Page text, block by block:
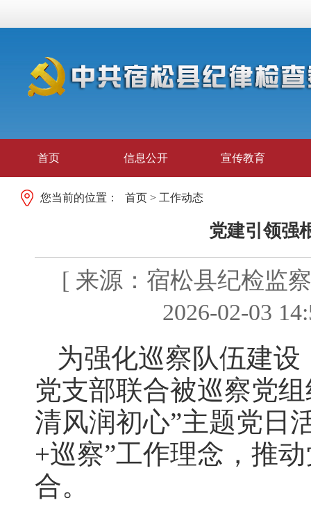
首页 信息公开 宣传教育
您当前的位置： 首页 > 工作动态
党建引领强
[ 来源：宿松县纪检监
2026-02-03
为强化巡察队伍建
党支部联合被巡察党
清风润初心”主题党日
+巡察”工作理念，推
合。